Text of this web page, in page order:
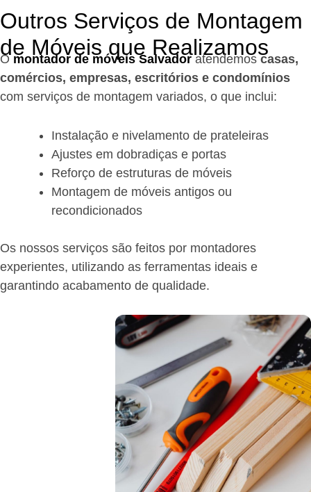
Outros Serviços de Montagem
de Móveis que Realizamos
O montador de móveis Salvadoratendemoscasas,
comércios, empresas, escritórios e condomínios
com serviços de montagem variados, o que inclui:
Instalação e nivelamento de prateleiras
Ajustes em dobradiças e portas
Reforço de estruturas de móveis
Montagem de móveis antigos ou
recondicionados
Os nossos serviços são feitos por montadores
experientes, utilizando as ferramentas ideais e
garantindo acabamento de qualidade.